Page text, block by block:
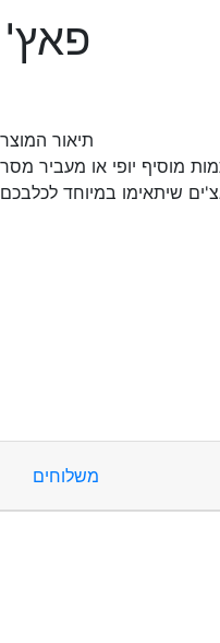
תיאור
מוסיף יופי או מעביר
שיתאימו במיוחד
משלוחים